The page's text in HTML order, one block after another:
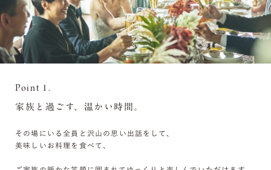
Point 1.
家族と過ごす、温かい時間。
その場にいる全員と沢山の思い出話をして、
美味しいお料理を食べて、